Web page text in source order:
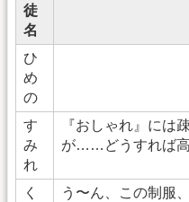
徒
名
ひ
め
の
す
み
れ
『おしゃれ』には
が……どうすれば
く
う〜ん、この制服